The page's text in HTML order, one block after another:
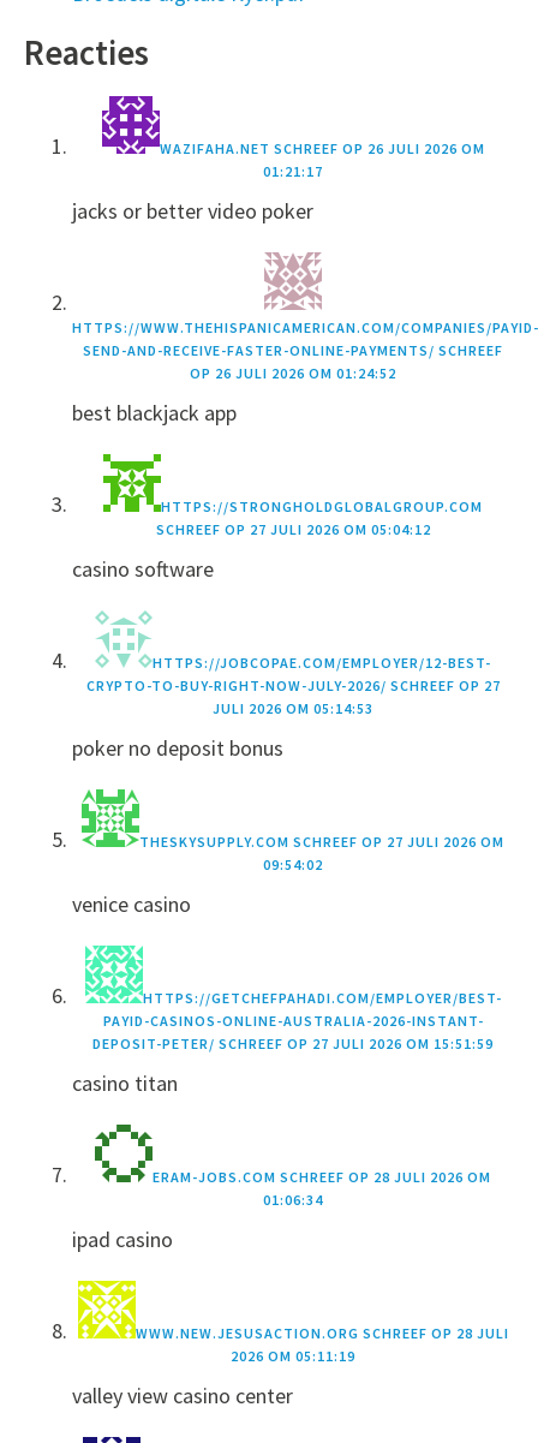
Reacties
WAZIFAHA.NET SCHREEF OP 26 JULI 2026 OM
01:21:17
jacks or better video poker
HTTPS://WWW.THEHISPANICAMERICAN.COM/COMPANIES/PAYID-
SEND-AND-RECEIVE-FASTER-ONLINE-PAYMENTS/ SCHREEF
OP 26 JULI 2026 OM 01:24:52
best blackjack app
HTTPS://STRONGHOLDGLOBALGROUP.COM
SCHREEF OP 27 JULI 2026 OM 05:04:12
casino software
HTTPS://JOBCOPAE.COM/EMPLOYER/12-BEST-
CRYPTO-TO-BUY-RIGHT-NOW-JULY-2026/ SCHREEF OP 27
JULI 2026 OM 05:14:53
poker no deposit bonus
THESKYSUPPLY.COM SCHREEF OP 27 JULI 2026 OM
09:54:02
venice casino
HTTPS://GETCHEFPAHADI.COM/EMPLOYER/BEST-
PAYID-CASINOS-ONLINE-AUSTRALIA-2026-INSTANT-
DEPOSIT-PETER/ SCHREEF OP 27 JULI 2026 OM 15:51:59
casino titan
ERAM-JOBS.COM SCHREEF OP 28 JULI 2026 OM
01:06:34
ipad casino
WWW.NEW.JESUSACTION.ORG SCHREEF OP 28 JULI
2026 OM 05:11:19
valley view casino center